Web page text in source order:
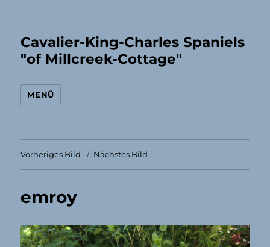
Cavalier-King-Charles Spaniels
"of Millcreek-Cottage"
MENÜ
Vorheriges Bild Nächstes Bild
emroy